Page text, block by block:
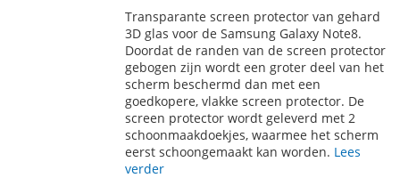
AAN
VERLANGLIJST
TE
VERGELIJKEN
Transparante screen protector van gehard
3D glas voor de Samsung Galaxy Note8.
Doordat de randen van de screen protector
gebogen zijn wordt een groter deel van het
scherm beschermd dan met een
goedkopere, vlakke screen protector. De
screen protector wordt geleverd met 2
schoonmaakdoekjes, waarmee het scherm
eerst schoongemaakt kan worden. Lees
verder